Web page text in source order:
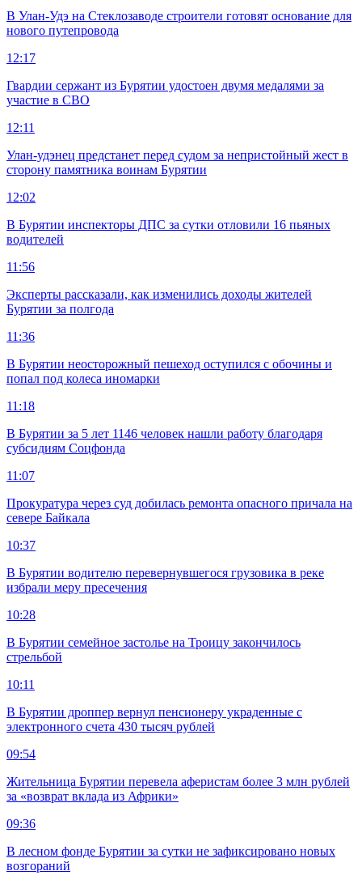
В Улан-Удэ на Стеклозаводе строители готовят основание для
нового путепровода
12:17
Гвардии сержант из Бурятии удостоен двумя медалями за
участие в СВО
12:11
Улан-удэнец предстанет перед судом за непристойный жест в
сторону памятника воинам Бурятии
12:02
В Бурятии инспекторы ДПС за сутки отловили 16 пьяных
водителей
11:56
Эксперты рассказали, как изменились доходы жителей
Бурятии за полгода
11:36
В Бурятии неосторожный пешеход оступился с обочины и
попал под колеса иномарки
11:18
В Бурятии за 5 лет 1146 человек нашли работу благодаря
субсидиям Соцфонда
11:07
Прокуратура через суд добилась ремонта опасного причала на
севере Байкала
10:37
В Бурятии водителю перевернувшегося грузовика в реке
избрали меру пресечения
10:28
В Бурятии семейное застолье на Троицу закончилось
стрельбой
10:11
В Бурятии дроппер вернул пенсионеру украденные с
электронного счета 430 тысяч рублей
09:54
Жительница Бурятии перевела аферистам более 3 млн рублей
за «возврат вклада из Африки»
09:36
В лесном фонде Бурятии за сутки не зафиксировано новых
возгораний